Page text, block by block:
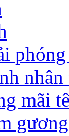
nhân
mãi